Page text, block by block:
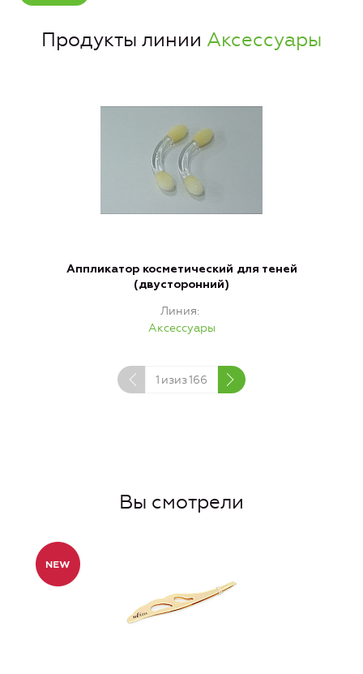
Продукты линии Аксессуары
Аппликатор косметический для теней
(двусторонний)
Линия
Аксессуары
1 изиз166
Вы смотрели